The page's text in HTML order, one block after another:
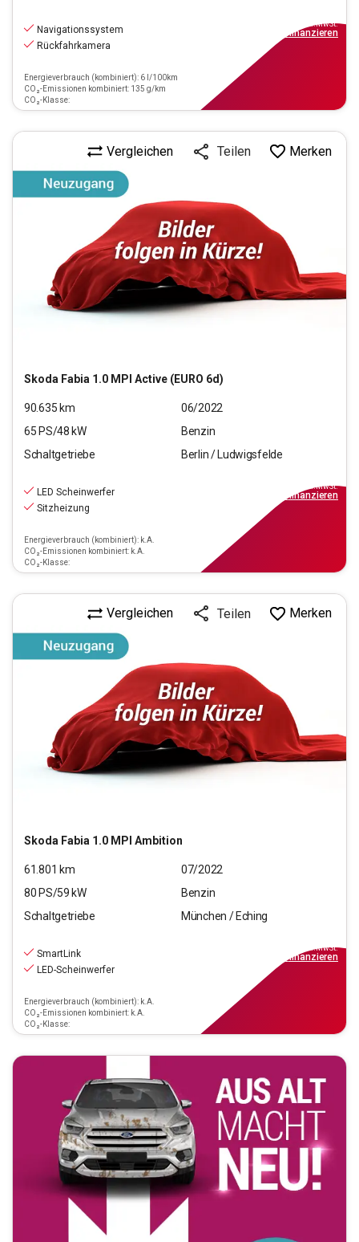
Navigationssystem
Rückfahrkamera
Energieverbrauch (kombiniert): 6 l/100km
CO₂-Emissionen kombiniert: 135 g/km
CO₂-Klasse:
inkl.MwSt.
finanzieren
Skoda Fabia 1.0 MPI Active (EURO 6d)
Vergleichen Teilen Merken
90.635 km
06/2022
65 PS/48 kW
Benzin
Schaltgetriebe
Berlin / Ludwigsfelde
LED Scheinwerfer
Sitzheizung
Energieverbrauch (kombiniert): k.A.
CO₂-Emissionen kombiniert: k.A.
CO₂-Klasse:
inkl.MwSt.
finanzieren
Skoda Fabia 1.0 MPI Ambition
Vergleichen Teilen Merken
61.801 km
07/2022
80 PS/59 kW
Benzin
Schaltgetriebe
München / Eching
SmartLink
LED-Scheinwerfer
Energieverbrauch (kombiniert): k.A.
CO₂-Emissionen kombiniert: k.A.
CO₂-Klasse:
inkl.MwSt.
finanzieren